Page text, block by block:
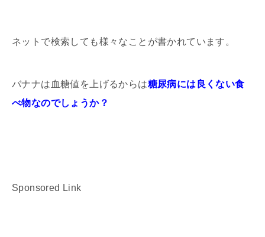
ネットで検索しても様々なことが書かれています。
バナナは血糖値を上げるからは糖尿病には良くない食
べ物なのでしょうか？
Sponsored Link